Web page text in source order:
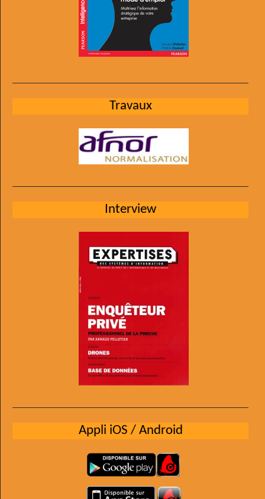
Travaux
Interview
Appli iOS / Android